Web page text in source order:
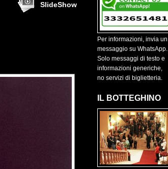
SlideShow
Per informazioni, invia un
messaggio su WhatsApp.
Solo messaggi di testo e
informazioni generiche,
no servizi di biglietteria.
IL BOTTEGHINO